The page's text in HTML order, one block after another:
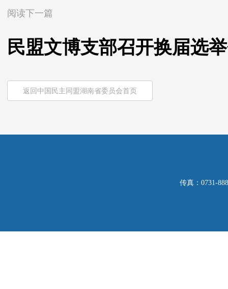
阅读下一篇
民盟文博支部召开换届选
返回中国民主同盟湖南省委员会首页
传真：0731-